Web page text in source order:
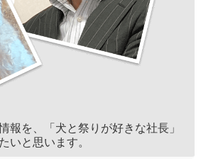
報を、「犬と祭りが好きな社長」
いと思います。